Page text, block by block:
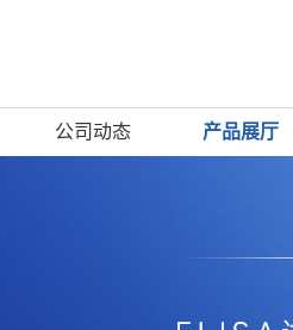
公司动态 产品展厅